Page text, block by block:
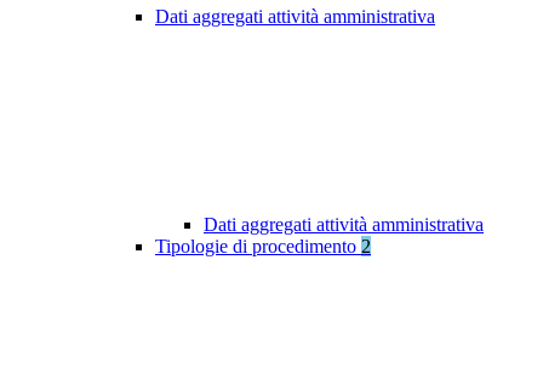
Dati aggregati attività amministrativa
Dati aggregati attività amministrativa
Tipologie di procedimento 2